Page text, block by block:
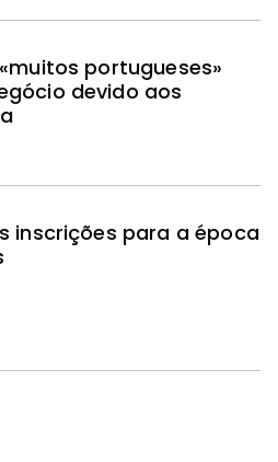
portugueses»
devido aos
inscrições para a época